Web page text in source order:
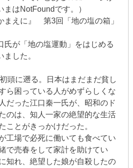
まはNotFoundです。）
まえに』 第3回「地の塩の箱」
氏が「地の塩運動」をはじめる
した。
頭に遡る。日本はまだまだ貧し
ら困っている人がめずらしくな
だった江口秦一氏が、昭和のド
のは、知人一家の絶望的な生活
ことがきっかけだった。
工場で必死に働いても食べてい
で売春をして家計を助けてい
知れ、絶望した娘が自殺したの